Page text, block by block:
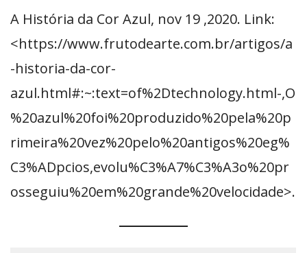
A História da Cor Azul, nov 19 ,2020. Link:
<https://www.frutodearte.com.br/artigos/a
-historia-da-cor-
azul.html#:~:text=of%2Dtechnology.html-,O
%20azul%20foi%20produzido%20pela%20p
rimeira%20vez%20pelo%20antigos%20eg%
C3%ADpcios,evolu%C3%A7%C3%A3o%20pr
osseguiu%20em%20grande%20velocidade>.